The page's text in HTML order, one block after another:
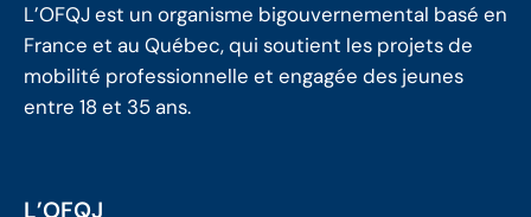
L’OFQJ est un organisme bigouvernemental basé en
France et au Québec, qui soutient les projets de
mobilité professionnelle et engagée des jeunes
entre 18 et 35 ans.
L’OFQJ